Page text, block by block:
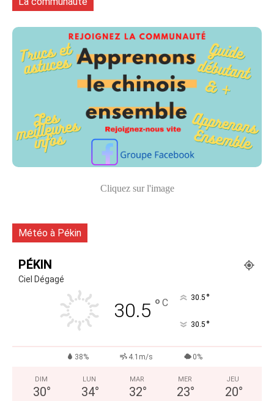
Cliquez sur l'image
Météo à Pékin
PÉKIN
Ciel Dégagé
30.5 ° C 30.5 °
30.5 °
38% 4.1m/s 0%
DIM
30°
LUN
34°
MAR
32°
MER
23°
JEU
20°